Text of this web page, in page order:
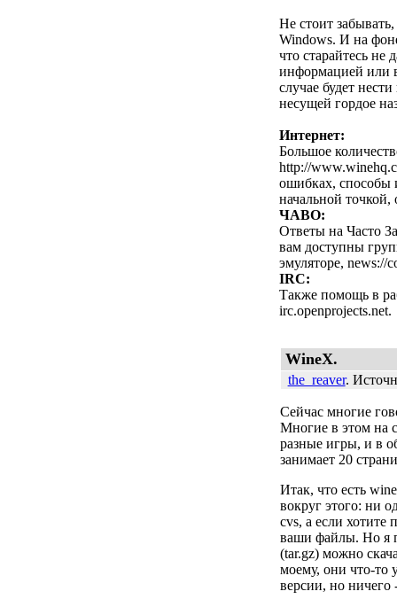
Не стоит
Windows. И на
что старайтесь не
информацией или
случае будет
несущей гордое
Интернет:
Большое
http://
ошибках, способы
начальной точкой,
ЧАВО:
Ответы на Часто
вам доступны
эмуляторе,news://
IRC:
Также помощь в
irc.openprojects.net.
WineX.
the_reaver.
Сейчас многие
Многие в этом на
разные игры, и в
занимает 20
Итак, что есть
вокруг этого: ни
cvs, а если хотите
ваши файлы. Но я
(tar.gz) можно
моему, они что-то
версии, но ничего